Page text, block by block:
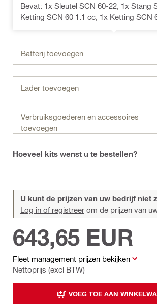
Bevat: 1x Sleutel SCN 60-22, 1x Stang
Ketting SCN 60 1.1 cc, 1x Ketting SCN
Batterij toevoegen
Lader toevoegen
Verbruiksgoederen en accessoires
toevoegen
Hoeveel kits wenst u te bestellen?
U kunt de prijzen van uw bedrijf niet
Log in of registreer om de prijzen van
Fleet management prijzen bekijken
Nettoprijs (excl BTW)
643,65 EUR
VOEG TOE AAN